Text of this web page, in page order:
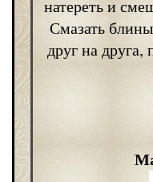
натереть и
Смазать
друг на друга,